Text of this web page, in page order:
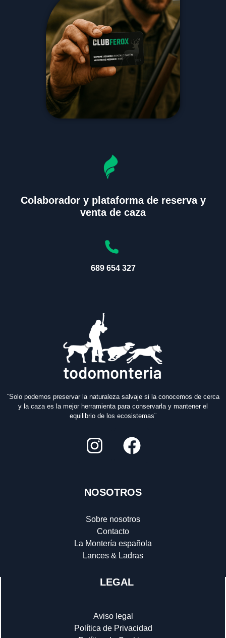
Colaborador y plataforma de reserva y
venta de caza
689 654 327
¨Solo podemos preservar la naturaleza salvaje si la conocemos de cerca
y la caza es la mejor herramienta para conservarla y mantener el
equilibrio de los ecosistemas¨
NOSOTROS
Sobre nosotros
Contacto
La Montería española
Lances & Ladras
LEGAL
Aviso legal
Política de Privacidad